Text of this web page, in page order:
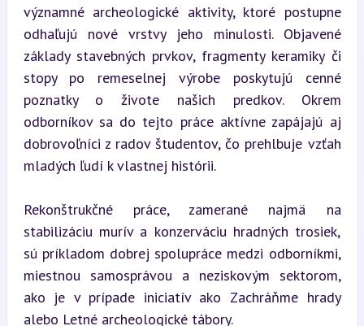
významné archeologické aktivity, ktoré postupne
odhaľujú nové vrstvy jeho minulosti. Objavené
základy stavebných prvkov, fragmenty keramiky či
stopy po remeselnej výrobe poskytujú cenné
poznatky o živote našich predkov. Okrem
odborníkov sa do tejto práce aktívne zapájajú aj
dobrovoľníci z radov študentov, čo prehlbuje vzťah
mladých ľudí k vlastnej histórii.
Rekonštrukčné práce, zamerané najmä na
stabilizáciu murív a konzerváciu hradných trosiek,
sú príkladom dobrej spolupráce medzi odborníkmi,
miestnou samosprávou a neziskovým sektorom,
ako je v prípade iniciatív ako Zachráňme hrady
alebo Letné archeologické tábory.